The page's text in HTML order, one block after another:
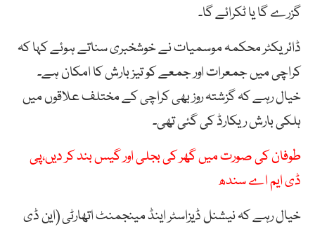
گزرے گا یا ٹکرائے گا۔
ڈائریکٹر محکمہ موسمیات نے خوشخبری سناتے ہوئے کہا کہ
کراچی میں جمعرات اور جمعے کو تیز بارش کا امکان ہے۔
خیال رہے کہ گزشتہ روز بھی کراچی کے مختلف علاقوں میں
ہلکی بارش ریکارڈ کی گئی تھی۔
طوفان کی صورت میں گھر کی بجلی اور گیس بند کر دیں،پی
ڈی ایم اے سندھ
خیال رہے کہ نیشنل ڈیزاسٹر اینڈ مینجمنٹ اتھارٹی (این ڈی